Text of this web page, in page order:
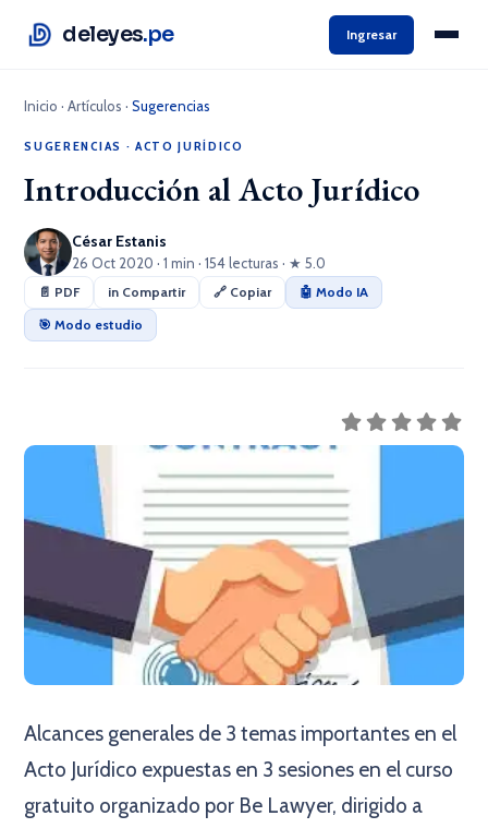
deleyes.pe Ingresar
Inicio ·Artículos ·Sugerencias
SUGERENCIAS · ACTO JURÍDICO
Introducción al Acto Jurídico
César Estanis
26 Oct 2020 · 1 min · 154 lecturas · ★ 5.0
📄 PDF in Compartir 🔗 Copiar
🤖 Modo IA
🎯 Modo estudio
Alcances generales de 3 temas importantes en el
Acto Jurídico expuestas en 3 sesiones en el curso
gratuito organizado por Be Lawyer, dirigido a